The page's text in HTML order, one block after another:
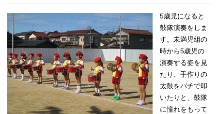
5歳児になると
鼓隊演奏をしま
す。未満児組の
時から5歳児の
演奏する姿を見
たり、手作りの
太鼓をバチで叩
いたりと、鼓隊
に憧れをもって